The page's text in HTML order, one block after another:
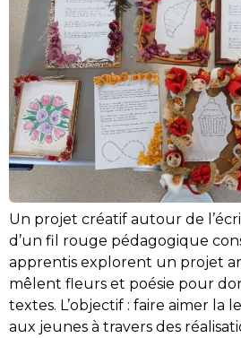
Un projet créatif autour de
d’un fil rouge pédagogique
apprentis explorent un projet
mêlent fleurs et poésie pour
textes. L’objectif : faire aimer la
aux jeunes à travers des